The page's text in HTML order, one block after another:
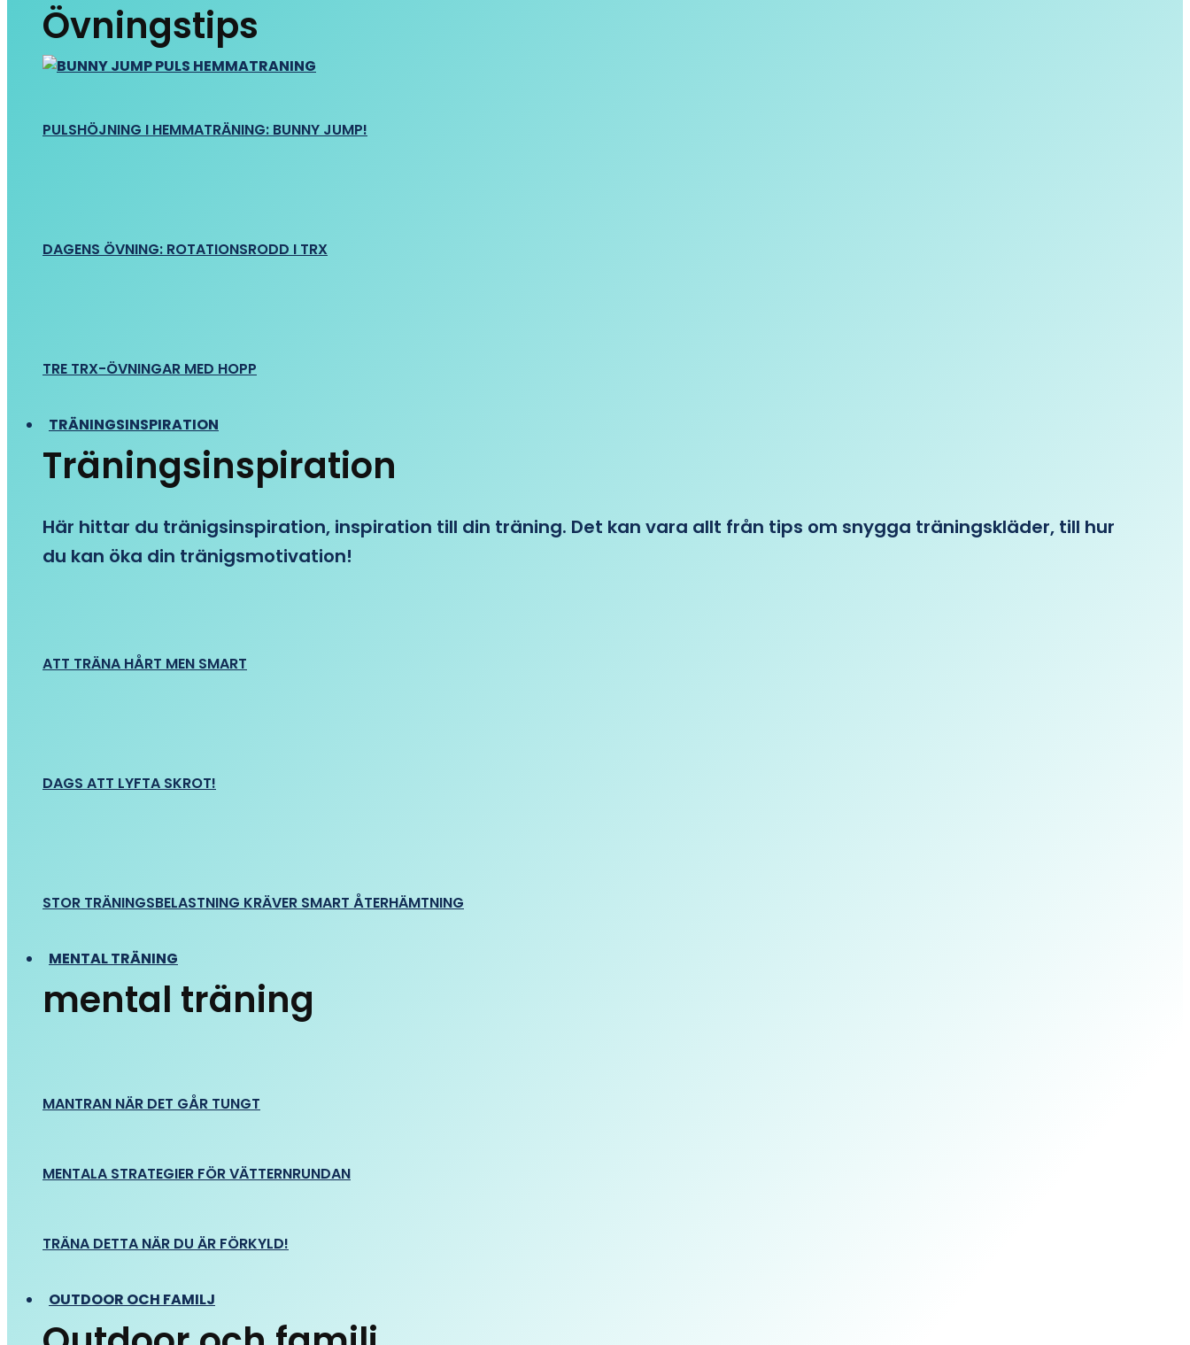
Övningstips
PULSHÖJNING I HEMMATRÄNING: BUNNY JUMP!
DAGENS ÖVNING: ROTATIONSRODD I TRX
TRE TRX-ÖVNINGAR MED HOPP
TRÄNINGSINSPIRATION
Träningsinspiration
Här hittar du tränigsinspiration, inspiration till din träning. Det kan vara allt från tips om snygga träningskläder, till hur
du kan öka din tränigsmotivation!
ATT TRÄNA HÅRT MEN SMART
DAGS ATT LYFTA SKROT!
STOR TRÄNINGSBELASTNING KRÄVER SMART ÅTERHÄMTNING
MENTAL TRÄNING
mental träning
MANTRAN NÄR DET GÅR TUNGT
MENTALA STRATEGIER FÖR VÄTTERNRUNDAN
TRÄNA DETTA NÄR DU ÄR FÖRKYLD!
OUTDOOR OCH FAMILJ